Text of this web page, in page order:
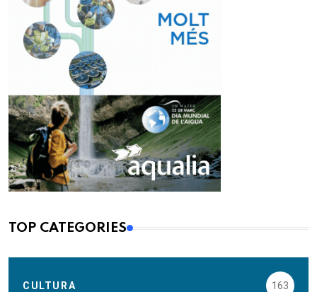
TOP CATEGORIES
CULTURA 163